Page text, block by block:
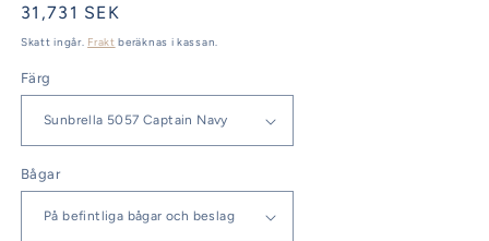
Ordinarie
pris
31,731 SEK
Skatt ingår. Frakt beräknas i kassan.
Färg
Bågar